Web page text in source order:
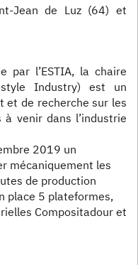
Jean de Luz (64) et
par l’ESTIA, la chaire
Industry) est un
et de recherche sur les
à venir dans l’industrie
2019 un
mécaniquement les
de production
place 5 plateformes,
Compositadour et